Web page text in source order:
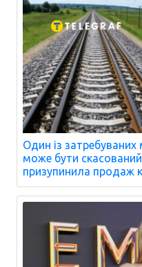
Один із
може бути
призупинила продаж